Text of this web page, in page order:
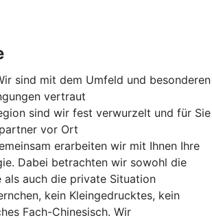
sind mit dem Umfeld und besonderen
vertraut
sind wir fest verwurzelt und für Sie
vor Ort
erarbeiten wir mit Ihnen Ihre
Dabei betrachten wir sowohl die
als auch die private Situation
kein Kleingedrucktes, kein
Fach-Chinesisch. Wir